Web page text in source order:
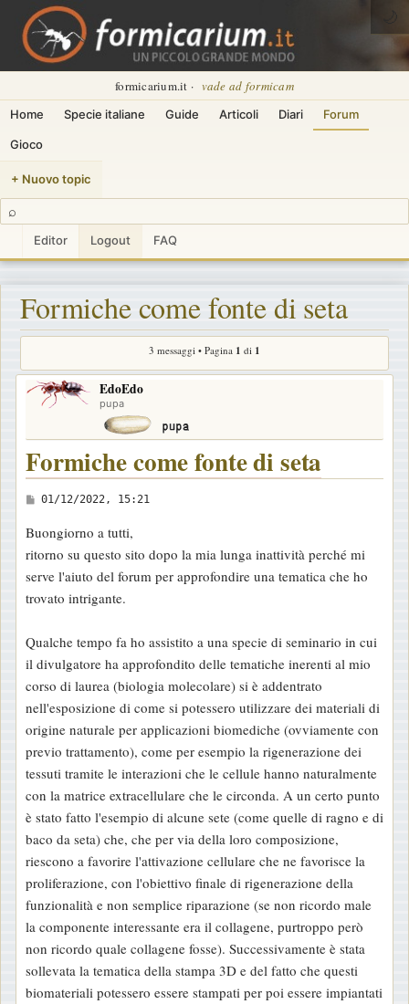
formicarium.it · vade ad formicam
Home Specie italiane Guide Articoli Diari Forum
Gioco
+ Nuovo topic
⌕
Editor Logout FAQ
🌙
Formiche come fonte di seta
3 messaggi • Pagina 1 di 1
EdoEdo
pupa
Formiche come fonte di seta
M
s
s
a
g
i
o
01/12/2022, 15:21
Buongiorno a tutti,
ritorno su questo sito dopo la mia lunga inattività perché mi
serve l'aiuto del forum per approfondire una tematica che ho
trovato intrigante.
Qualche tempo fa ho assistito a una specie di seminario in cui
il divulgatore ha approfondito delle tematiche inerenti al mio
corso di laurea (biologia molecolare) si è addentrato
nell'esposizione di come si potessero utilizzare dei materiali di
origine naturale per applicazioni biomediche (ovviamente con
previo trattamento), come per esempio la rigenerazione dei
tessuti tramite le interazioni che le cellule hanno naturalmente
con la matrice extracellulare che le circonda. A un certo punto
è stato fatto l'esempio di alcune sete (come quelle di ragno e di
baco da seta) che, che per via della loro composizione,
riescono a favorire l'attivazione cellulare che ne favorisce la
proliferazione, con l'obiettivo finale di rigenerazione della
funzionalità e non semplice riparazione (se non ricordo male
la componente interessante era il collagene, purtroppo però
non ricordo quale collagene fosse). Successivamente è stata
sollevata la tematica della stampa 3D e del fatto che questi
biomateriali potessero essere stampati per poi essere impiantati